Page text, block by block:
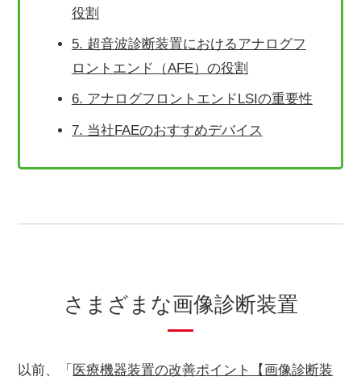
役割
5. 超音波診断装置におけるアナログフ
ロントエンド（AFE）の役割
6. アナログフロントエンドLSIの重要性
7. 当社FAEのおすすめデバイス
さまざまな画像診断装置
以前、「 医療機器装置の改善ポイント【画像診断装